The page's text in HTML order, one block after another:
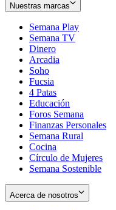
Nuestras marcas
Semana Play
Semana TV
Dinero
Arcadia
Soho
in
new
window
Fucsia
in
new
window
4 Patas
Educación
Foros Semana
Finanzas Personales
Semana Rural
Cocina
Círculo de Mujeres
Semana Sostenible
Acerca de nosotros